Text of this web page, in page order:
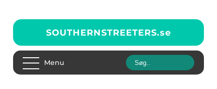
SOUTHERNSTREETERS.se
Menu